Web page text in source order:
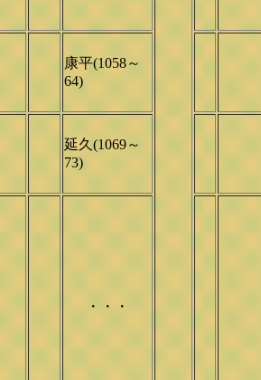
康平(1058～
64)
延久(1069～
73)
・・・